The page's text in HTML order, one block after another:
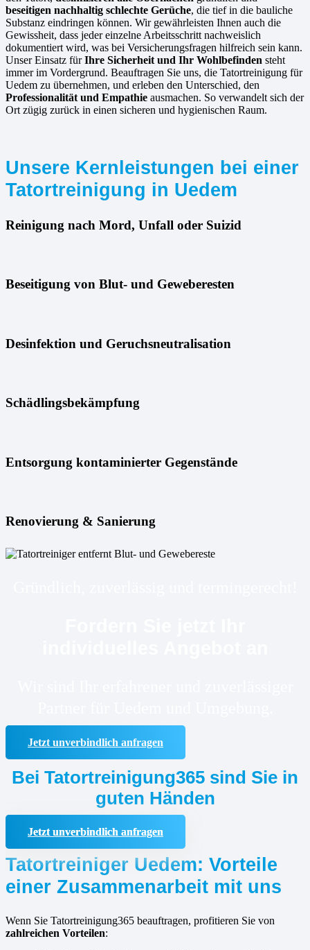
beseitigen nachhaltig schlechte Gerüche, die tief in die bauliche
Substanz eindringen können. Wir gewährleisten Ihnen auch die
Gewissheit, dass jeder einzelne Arbeitsschritt nachweislich
dokumentiert wird, was bei Versicherungsfragen hilfreich sein kann.
Unser Einsatz fürIhre Sicherheit und Ihr Wohlbefinden steht
immer im Vordergrund. Beauftragen Sie uns, die Tatortreinigung für
Uedem zu übernehmen, und erleben den Unterschied, den
Professionalität und Empathie ausmachen. So verwandelt sich der
Ort zügig zurück in einen sicheren und hygienischen Raum.
Unsere Kernleistungen bei einer
Tatortreinigung in Uedem
Reinigung nach Mord, Unfall oder Suizid
Beseitigung von Blut- und Geweberesten
Desinfektion und Geruchsneutralisation
Schädlingsbekämpfung
Entsorgung kontaminierter Gegenstände
Renovierung & Sanierung
Jetzt unverbindlich anfragen
Bei Tatortreinigung365 sind Sie in
guten Händen
Jetzt unverbindlich anfragen
Tatortreiniger Uedem: Vorteile
einer Zusammenarbeit mit uns
Wenn Sie Tatortreinigung365 beauftragen, profitieren Sie von
zahlreichen Vorteilen: